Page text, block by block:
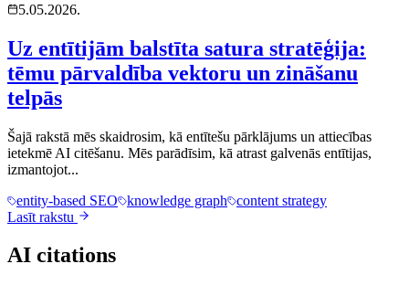
5.05.2026.
Uz entītijām balstīta satura stratēģija:
tēmu pārvaldība vektoru un zināšanu
telpās
Šajā rakstā mēs skaidrosim, kā entītešu pārklājums un attiecības
ietekmē AI citēšanu. Mēs parādīsim, kā atrast galvenās entītijas,
izmantojot...
entity-based SEO
knowledge graph
content strategy
Lasīt rakstu
AI citations